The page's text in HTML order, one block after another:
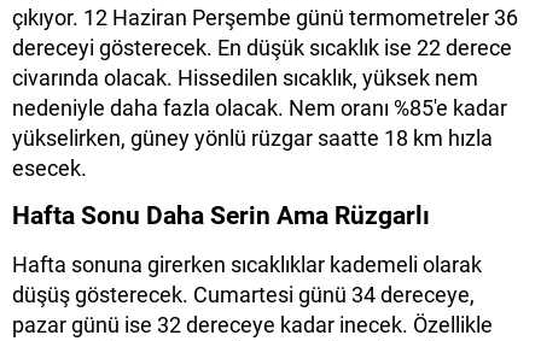
çıkıyor. 12 Haziran Perşembe günü termometreler 36
dereceyi gösterecek. En düşük sıcaklık ise 22 derece
civarında olacak. Hissedilen sıcaklık, yüksek nem
nedeniyle daha fazla olacak. Nem oranı %85'e kadar
yükselirken, güney yönlü rüzgar saatte 18 km hızla
esecek.
Hafta Sonu Daha Serin Ama Rüzgarlı
Hafta sonuna girerken sıcaklıklar kademeli olarak
düşüş gösterecek. Cumartesi günü 34 dereceye,
pazar günü ise 32 dereceye kadar inecek. Özellikle